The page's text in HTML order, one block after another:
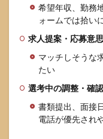
6.3
電話
めて
も
doda
は使
える
希望年収、勤務
ォームでは拾い
求人提案・応募意
マッチしそうな
たい
選考中の調整・確認
書類提出、面接
電話が優先され